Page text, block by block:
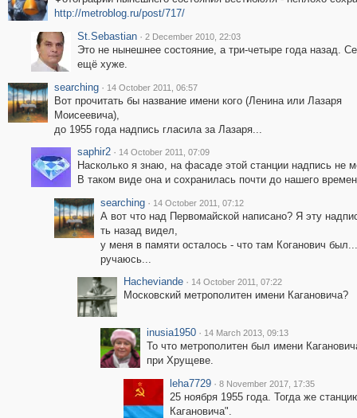
http://metroblog.ru/post/717/
St.Sebastian · 2 December 2010, 22:03
Это не нынешнее состояние, а три-четыре года назад.
ещё хуже.
searching · 14 October 2011, 06:57
Вот прочитать бы название имени кого (Ленина или Лазаря
Моисеевича),
до 1955 года надпись гласила за Лазаря...
saphir2 · 14 October 2011, 07:09
Насколько я знаю, на фасаде этой станции надпись не
В таком виде она и сохранилась почти до нашего
searching · 14 October 2011, 07:12
А вот что над Первомайской написано? Я эту
ть назад видел,
у меня в памяти осталось - что там Коганович
ручаюсь...
Hacheviande · 14 October 2011, 07:22
Московский метрополитен имени Кагановича?
inusia1950 · 14 March 2013, 09:13
То что метрополитен был имени
при Хрущеве.
leha7729 · 8 November 2017, 17:35
25 ноября 1955 года. Тогда же
Кагановича".